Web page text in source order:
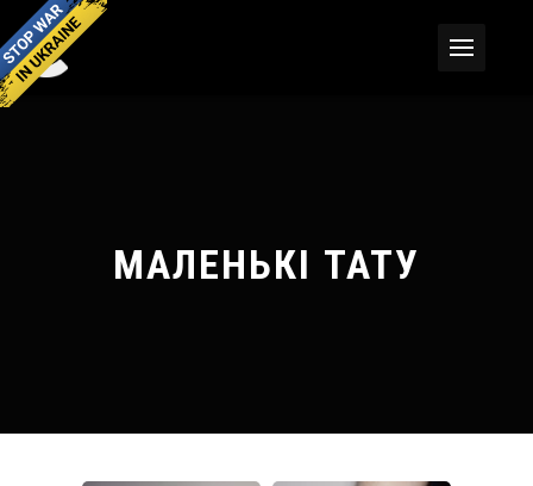
МАЛЕНЬКІ ТАТУ